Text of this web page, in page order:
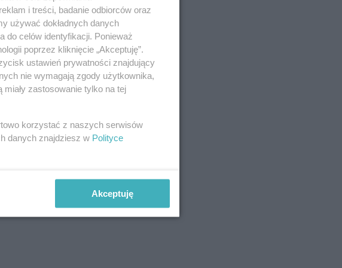
i treści, badanie odbiorców oraz
używać dokładnych danych
do celów identyfikacji. Ponieważ
poprzez kliknięcie „Akceptuję”.
ustawień prywatności znajdujący
nie wymagają zgody użytkownika,
zastosowanie tylko na tej
korzystać z naszych serwisów
danych znajdziesz w Polityce
Akceptuję